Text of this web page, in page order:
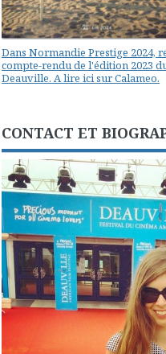
Dans Normandie Prestige 2024,
compte-rendu de l'édition 2023
Deauville. A lire ici sur Calameo.
CONTACT ET